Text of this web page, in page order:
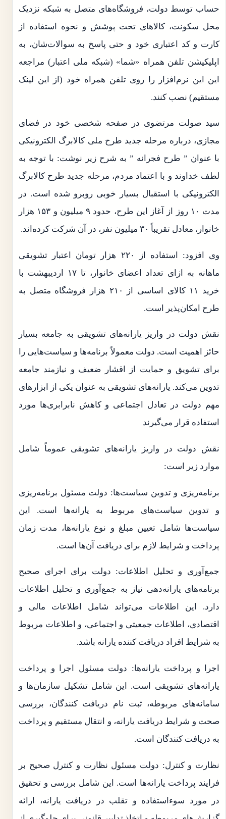
حساب توسط دولت، فروشگاه‌های متصل به شبکه نزدیک
محل سکونت، کالا‌های تحت پوشش و نحوه استفاده از
کارت و کد اعتباری خود و حتی پاسخ به سوالات‌شان، به
اپلیکیشن تلفن همراه «شما» (شبکه ملی اعتبار) مراجعه
این این نرم‌افزار را روی تلفن همراه خود (از این لینک
مستقیم) نصب کنند.
سید صولت مرتضوی در صفحه شخصی خود در فضای
مجازی، درباره مرحله جدید طرح ملی کالابرگ الکترونیکی
با عنوان ” طرح فجرانه ” به شرح زیر نوشت: با توجه به
لطف خداوند و با اعتماد مردم، مرحله جدید طرح کالابرگ
الکترونیکی با استقبال بسیار خوبی روبرو شده است. در
مدت ۱۰ روز از آغاز این طرح، حدود ۹ میلیون و ۱۵۳ هزار
خانوار، معادل تقریباً ۳۰ میلیون نفر، در آن شرکت کرده‌اند.
وی افزود: استفاده از ۲۲۰ هزار تومان اعتبار تشویقی
ماهانه به ازای تعداد اعضای خانوار، تا ۱۷ اردیبهشت با
خرید ۱۱ کالای اساسی از ۲۱۰ هزار فروشگاه متصل به
طرح امکان‌پذیر است.
نقش دولت در واریز یارانه‌های تشویقی به جامعه بسیار
حائز اهمیت است. دولت معمولاً برنامه‌ها و سیاست‌هایی را
برای تشویق و حمایت از اقشار ضعیف و نیازمند جامعه
تدوین می‌کند. یارانه‌های تشویقی به عنوان یکی از ابزار‌های
مهم دولت در تعادل اجتماعی و کاهش نابرابری‌ها مورد
استفاده قرار می‌گیرند
نقش دولت در واریز یارانه‌های تشویقی عموماً شامل
موارد زیر است:
برنامه‌ریزی و تدوین سیاست‌ها: دولت مسئول برنامه‌ریزی
و تدوین سیاست‌های مربوط به یارانه‌ها است. این
سیاست‌ها شامل تعیین مبلغ و نوع یارانه‌ها، مدت زمان
پرداخت و شرایط لازم برای دریافت آن‌ها است.
جمع‌آوری و تحلیل اطلاعات: دولت برای اجرای صحیح
برنامه‌های یارانه‌دهی نیاز به جمع‌آوری و تحلیل اطلاعات
دارد. این اطلاعات می‌تواند شامل اطلاعات مالی و
اقتصادی، اطلاعات جمعیتی و اجتماعی، و اطلاعات مربوط
به شرایط افراد دریافت کننده یارانه باشد.
اجرا و پرداخت یارانه‌ها: دولت مسئول اجرا و پرداخت
یارانه‌های تشویقی است. این شامل تشکیل سازمان‌ها و
سامانه‌های مربوطه، ثبت نام دریافت کنندگان، بررسی
صحت و شرایط دریافت یارانه، و انتقال مستقیم و پرداخت
به دریافت کنندگان است.
نظارت و کنترل: دولت مسئول نظارت و کنترل صحیح بر
فرایند پرداخت یارانه‌ها است. این شامل بررسی و تحقیق
در مورد سوءاستفاده و تقلب در دریافت یارانه، ارائه